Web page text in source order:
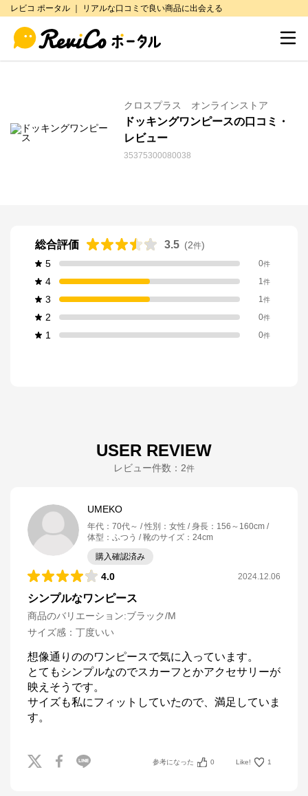
レビコ ポータル ｜ リアルな口コミで良い商品に出会える
クロスプラス オンラインストア
ドッキングワンピースの口コミ・
レビュー
35375300080038
総合評価 3.5 (2件)
5
0件
4 1件
3 1件
2 0件
1 0件
USER REVIEW
レビュー件数： 2件
UMEKO
年代 ： 70代～ 性別 ： 女性 身長 ： 156～160cm
体型 ： ふつう 靴のサイズ ： 24cm
購入確認済み
4.0 2024.12.06
シンプルなワンピース
商品のバリエーション:ブラック/M
サイズ感 ： 丁度いい
想像通りののワンピースで気に入っています。
とてもシンプルなのでスカーフとかアクセサリーが
映えそうです。
サイズも私にフィットしていたので、満足していま
参考になった 0 Like! 1